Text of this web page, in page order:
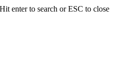
Hit enter to search or ESC to close